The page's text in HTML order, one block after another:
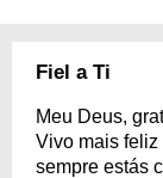
aperfeiçoar e nos
Fiel a Ti
Meu Deus,
Vivo mais feliz
sempre estás